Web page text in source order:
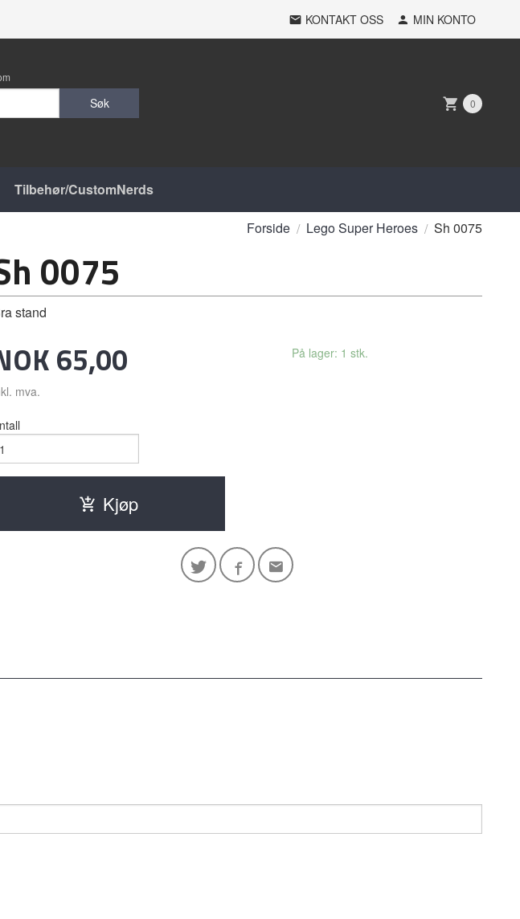
KONTAKT OSS MIN KONTO
Søk 0
Tilbehør/CustomNerds
Forside Lego Super Heroes Sh 0075
0075
stand
65,00
mva.
På lager: 1 stk.
Kjøp